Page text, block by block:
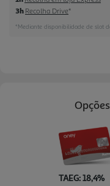
Samsung Find permite
dispositivos Galaxy.
3h Recolha Drive*
*Mediante disponibilidade de slot
TAEG: 18,4%